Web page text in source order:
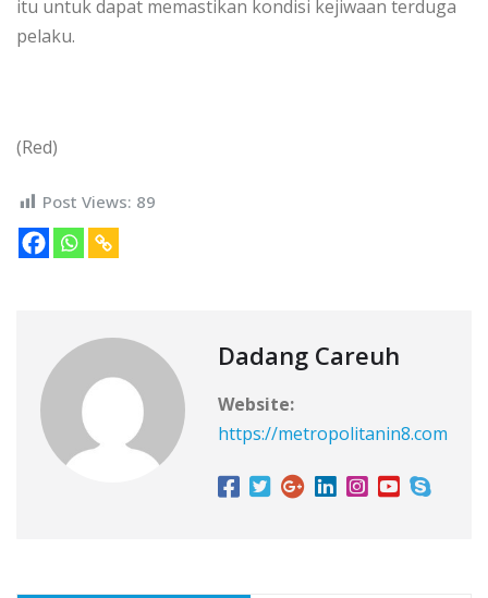
itu untuk dapat memastikan kondisi kejiwaan terduga
pelaku.
(Red)
Post Views: 89
Dadang Careuh
Website:
https://metropolitanin8.com